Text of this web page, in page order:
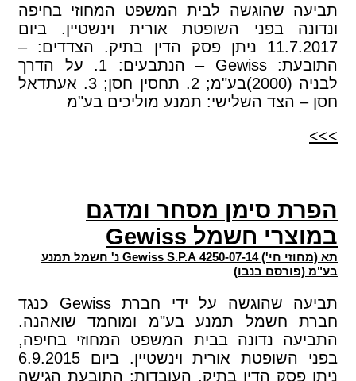
תביעה שהוגשה לבית המשפט המחוזי בחיפה
ונדונה בפני השופטת אורית וינשטיין. ביום
11.7.2017 ניתן פסק הדין בתיק. הצדדים: –
התובעת: Gewiss – הנתבעים: 1. על הדרך
לבניה (2000)בע"מ; 2. תחסין חסן; 3. אעתדאל
חסן – הצד השלישי: תמנע מוליכים בע"מ
>>>
הפרת סימן מסחר ומדגם
במוצרי חשמל Gewiss
תא (מחוזי חי') 4250-07-14 Gewiss S.P.A נ' חשמל תמנע
בע"מ (פורסם בנבו)
תביעה שהוגשה על ידי חברת Gewiss כנגד
חברת חשמל תמנע בע"מ ומוחמד שואהנה.
התביעה נדונה בבית המשפט המחוזי בחיפה,
בפני השופטת אורית וינשטיין. ביום 6.9.2015
ניתן פסק הדין בתיק. העובדות: התובעת הגישה